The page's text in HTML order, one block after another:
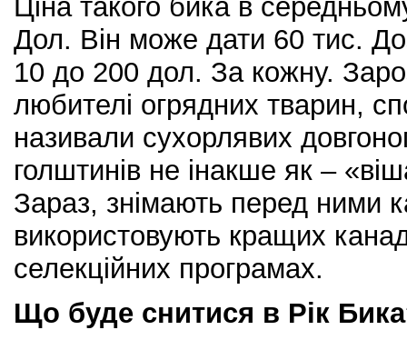
Ціна такого бика в
Дол. Він може дати 60 тис.
10 до 200 дол. За кожну.
любителі огрядних тварин,
називали сухорлявих
голштинів не інакше як –
Зараз, знімають перед ними
використовують кращих
селекційних програмах.
Що буде снитися в Рік